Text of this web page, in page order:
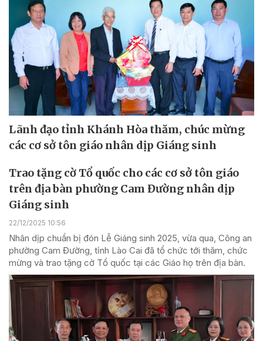
Lãnh đạo tỉnh Khánh Hòa thăm, chúc mừng
các cơ sở tôn giáo nhân dịp Giáng sinh
Trao tặng cờ Tổ quốc cho các cơ sở tôn giáo
trên địa bàn phường Cam Đường nhân dịp
Giáng sinh
22/12/2025 10:56
Nhân dịp chuẩn bị đón Lễ Giáng sinh 2025, vừa qua, Công an
phường Cam Đường, tỉnh Lào Cai đã tổ chức tới thăm, chức
mừng và trao tặng cờ Tổ quốc tại các Giáo họ trên địa bàn.